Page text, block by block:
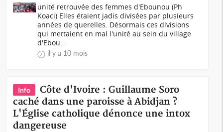
unité retrouvée des femmes d'Ebounou (Ph
Koaci) Elles étaient jadis divisées par plusieurs
années de querelles. Désormais ces divisions
qui mettaient en mal l'unité au sein du village
d'Ebou...
il y a 10 mois
Info
Côte d'Ivoire : Guillaume Soro
caché dans une paroisse à Abidjan ?
L'Église catholique dénonce une intox
dangereuse